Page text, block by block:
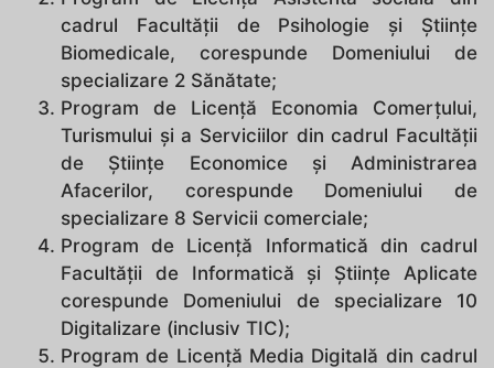
cadrul Facultății de Psihologie și Științe
Biomedicale, corespunde Domeniului de
specializare 2 Sănătate;
Program de Licență Economia Comerțului,
Turismului şi a Serviciilor din cadrul Facultății
de Științe Economice și Administrarea
Afacerilor, corespunde Domeniului de
specializare 8 Servicii comerciale;
Program de Licență Informatică din cadrul
Facultății de Informatică și Științe Aplicate
corespunde Domeniului de specializare 10
Digitalizare (inclusiv TIC);
Program de Licență Media Digitală din cadrul